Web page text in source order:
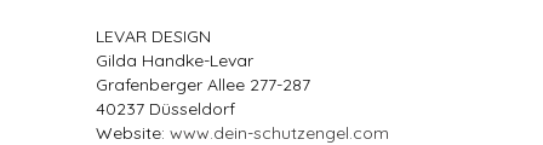
LEVAR DESIGN
Gilda Handke-Levar
Grafenberger Allee 277-287
40237 Düsseldorf
Website: www.dein-schutzengel.com